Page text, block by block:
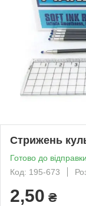
Стрижень
Готово до відправки
Код: 195-673
2,50 ₴